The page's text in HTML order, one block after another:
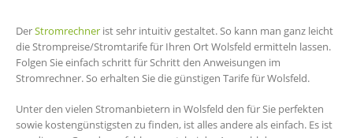
DerStromrechner ist sehr intuitiv gestaltet. So kann man ganz leicht
die Strompreise/Stromtarife für Ihren Ort Wolsfeld ermitteln lassen.
Folgen Sie einfach schritt für Schritt den Anweisungen im
Stromrechner. So erhalten Sie die günstigen Tarife für Wolsfeld.
Unter den vielen Stromanbietern in Wolsfeld den für Sie perfekten
sowie kostengünstigsten zu finden, ist alles andere als einfach. Es ist